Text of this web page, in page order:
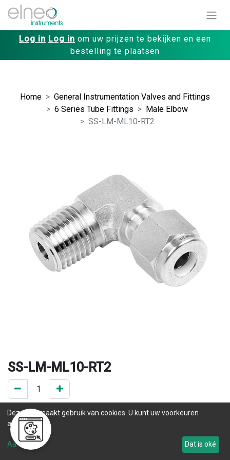
Log in Log in om uw prijzen te bekijken en een
bestelling te plaatsen
Home
General Instrumentation Valves and Fittings
6 Series Tube Fittings
Male Elbow
SS-LM-ML10-RT2
SS-LM-ML10-RT2
0 ST op voorraad
.
Levertijd
Deze site maakt gebruik van cookies. U kunt uw voorkeuren
aanpassen.
Aanpassen Dat is oké